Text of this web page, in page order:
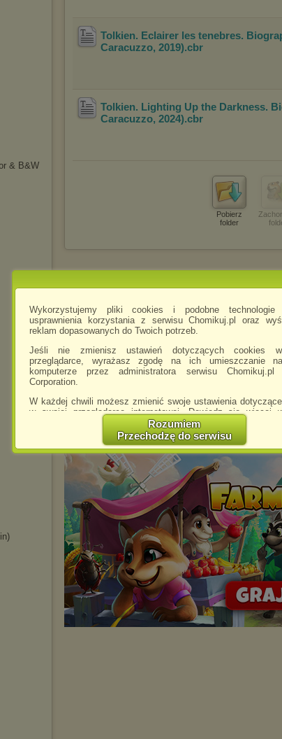
Wykorzystujemy pliki cookies i podobne
usprawnienia korzystania z serwisu Chomikuj.pl oraz
reklam dopasowanych do Twoich potrzeb.
Jeśli nie zmienisz ustawień dotyczących cookies
przeglądarce, wyrażasz zgodę na ich umieszczanie
komputerze przez administratora serwisu
Corporation.
W każdej chwili możesz zmienić swoje ustawienia
w swojej przeglądarce internetowej. Dowiedz się więcej
http://chomikuj.pl/
Jednocześnie informujemy że zmiana ustawień
spowodować ograniczenie korzystania ze strony Chomikuj.pl.
W przypadku braku twojej zgody na akceptację cookies
prosimy o opuszczenie serwisu chomikuj.pl.
Wykorzystanie plików cookies przezZaufanych
(dostosowanie reklam do Twoich potrzeb, analiza
marketingowych).
Wyrażenie sprzeciwu spowoduje, że wyświetlana Ci
będzie dopasowana do Twoich preferencji, a będzie to
wyświetlona przypadkowo.
Istnieje możliwość zmiany ustawień przeglądarki
sposób uniemożliwiający przechowywanie plików
urządzeniu końcowym. Można również usunąć pliki
dokonując odpowiednich zmian w ustawieniach
internetowej.
Rozumiem
Przechodzę do serwisu
& B&W
Tolkien. Eclairer les tenebres.
Caracuzzo, 2019).cbr
Tolkien. Lighting Up the Darkness.
Caracuzzo, 2024).cbr
Pobierz
folder